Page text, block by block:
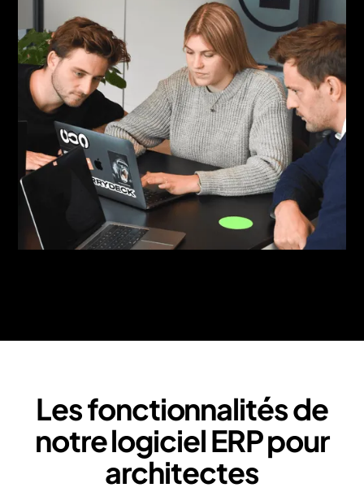
Les fonctionnalités de
notre logiciel ERP pour
architectes